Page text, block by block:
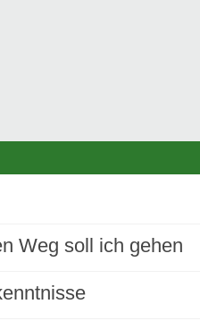
Weg soll ich gehen